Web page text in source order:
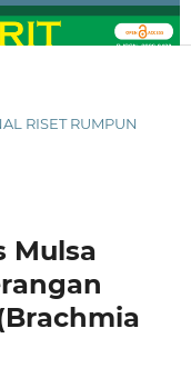
RISET RUMPUN
Mulsa